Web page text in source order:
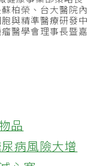
健康事業部策略長
柏榮、台大醫院內
與精準醫療研發中
醫學會理事長暨嘉
品
病風險大增